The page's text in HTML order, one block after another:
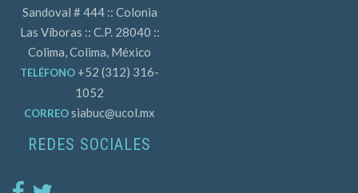
Sandoval # 444 :: Colonia
Las Víboras :: C.P. 28040 ::
Colima, Colima, México
TELÉFONO +52 (312) 316-
1052
CORREOsiabuc@ucol.mx
REDES SOCIALES